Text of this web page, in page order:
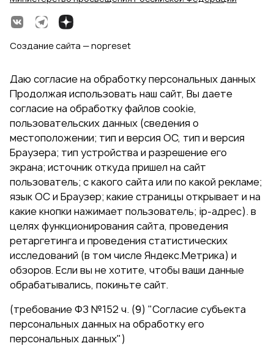
Создание сайта — nopreset
Даю согласие на обработку персональных данных
Продолжая использовать наш сайт, Вы даете
согласие на обработку файлов cookie,
пользовательских данных (сведения о
местоположении; тип и версия ОС, тип и версия
Браузера; тип устройства и разрешение его
экрана; источник откуда пришел на сайт
пользователь; с какого сайта или по какой рекламе;
язык ОС и Браузер; какие страницы открывает и на
какие кнопки нажимает пользователь; ip-адрес). в
целях функционирования сайта, проведения
ретаргетинга и проведения статистических
исследований (в том числе Яндекс.Метрика) и
обзоров. Если вы не хотите, чтобы ваши данные
обрабатывались, покиньте сайт.
(требование ФЗ №152 ч. (9) "Согласие субъекта
персональных данных на обработку его
персональных данных")